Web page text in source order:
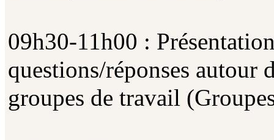
09h30-11h00 :
questions/réponses autour
groupes de travail